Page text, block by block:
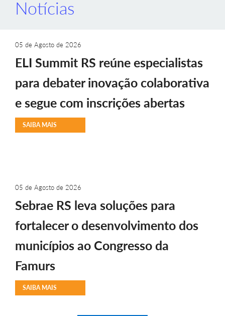
Notícias
05 de Agosto de 2026
ELI Summit RS reúne especialistas
para debater inovação colaborativa
e segue com inscrições abertas
SAIBA MAIS
05 de Agosto de 2026
Sebrae RS leva soluções para
fortalecer o desenvolvimento dos
municípios ao Congresso da
Famurs
SAIBA MAIS